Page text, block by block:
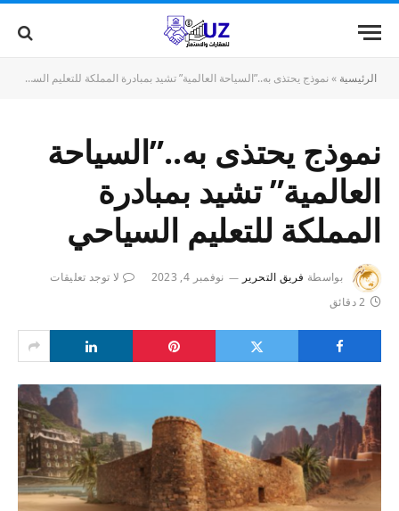
الرئيسية »نموذج يحتذى به..”السياحة العالمية” تشيد بمبادرة المملكة للتعليم السياحي
نموذج يحتذى به..”السياحة
العالمية” تشيد بمبادرة
المملكة للتعليم السياحي
بواسطة فريق التحرير نوفمبر 4, 2023
لا توجد تعليقات
2 دقائق